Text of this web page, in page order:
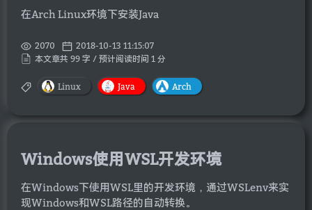
在Arch Linux环境下安装Java
2070
2018-10-13 11:15:07
本文章共 99 字 / 预计阅读时间 1 分
Linux Java Arch
Windows使用WSL开发环境
在Windows下使用WSL里的开发环境，通过WSLenv来实
现Windows和WSL路径的自动转换。